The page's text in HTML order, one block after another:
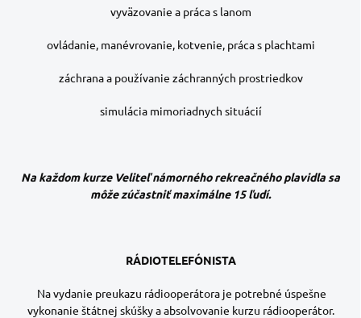
vyväzovanie a práca s lanom
ovládanie, manévrovanie, kotvenie, práca s plachtami
záchrana a používanie záchranných prostriedkov
simulácia mimoriadnych situácií
Na každom kurze Veliteľ námorného rekreačného plavidla sa
môže zúčastniť maximálne 15 ľudí.
RÁDIOTELEFÓNISTA
Na vydanie preukazu rádiooperátora je potrebné úspešne
vykonanie štátnej skúšky a absolvovanie kurzu rádiooperátor.